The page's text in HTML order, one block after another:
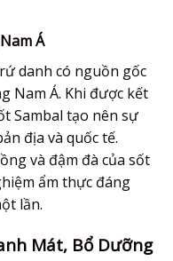
Á
danh có nguồn gốc
Nam Á. Khi được kết
Sambal tạo nên sự
địa và quốc tế.
và đậm đà của sốt
ẩm thực đáng
lần.
Mát, Bổ Dưỡng